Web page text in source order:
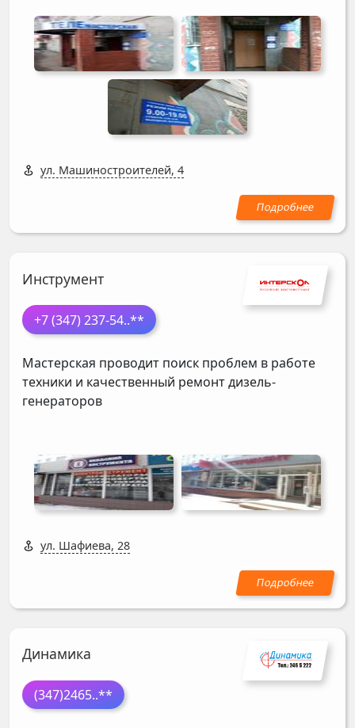
ул. Машиностроителей, 4
Инструмент
+7 (347) 237-54..**
Мастерская проводит поиск проблем в работе
техники и качественный ремонт дизель-
генераторов
ул. Шафиева, 28
Динамика
(347)2465..**